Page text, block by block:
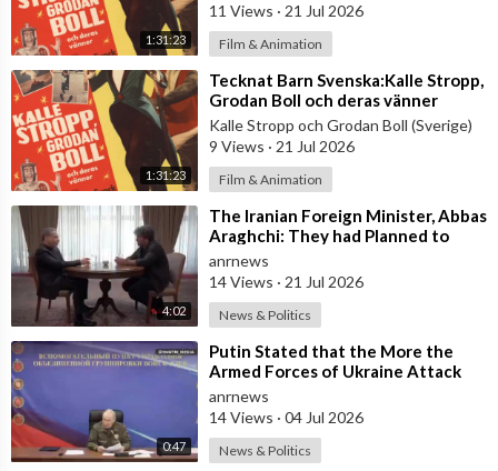
1:31:23
Film
11 Views · 21 Jul 2026
Film & Animation
1:31:23
⁣Tecknat Barn Svenska:Kalle Stropp,
Grodan Boll och deras vänner
(1956) VHSRIPPEN (Svenska) Hela
Film
Kalle Stropp och Grodan Boll (Sverige)
9 Views · 21 Jul 2026
Film & Animation
4:02
⁣The Iranian Foreign Minister, Abbas
Araghchi: They had Planned to
Dissolve Iran. On the Fourth day o
anrnews
14 Views · 21 Jul 2026
News & Politics
0:47
⁣Putin Stated that the More the
Armed Forces of Ukraine Attack
the Infrastructure, the more Russia
wi
anrnews
14 Views · 04 Jul 2026
News & Politics